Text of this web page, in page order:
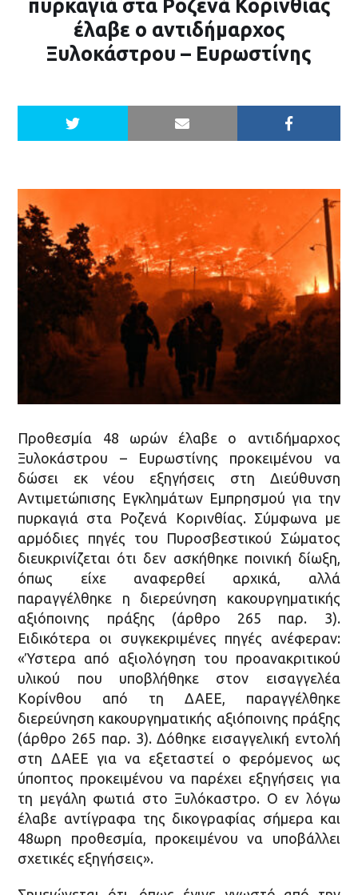
πυρκαγιά στα Ροζενά Κορινθίας
έλαβε ο αντιδήμαρχος
Ξυλοκάστρου – Ευρωστίνης
Προθεσμία 48 ωρών έλαβε ο αντιδήμαρχος
Ξυλοκάστρου – Ευρωστίνης προκειμένου να
δώσει εκ νέου εξηγήσεις στη Διεύθυνση
Αντιμετώπισης Εγκλημάτων Εμπρησμού για την
πυρκαγιά στα Ροζενά Κορινθίας. Σύμφωνα με
αρμόδιες πηγές του Πυροσβεστικού Σώματος
διευκρινίζεται ότι δεν ασκήθηκε ποινική δίωξη,
όπως είχε αναφερθεί αρχικά, αλλά
παραγγέλθηκε η διερεύνηση κακουργηματικής
αξιόποινης πράξης (άρθρο 265 παρ. 3).
Ειδικότερα οι συγκεκριμένες πηγές ανέφεραν:
«Ύστερα από αξιολόγηση του προανακριτικού
υλικού που υποβλήθηκε στον εισαγγελέα
Κορίνθου από τη ΔΑΕΕ, παραγγέλθηκε
διερεύνηση κακουργηματικής αξιόποινης πράξης
(άρθρο 265 παρ. 3). Δόθηκε εισαγγελική εντολή
στη ΔΑΕΕ για να εξεταστεί ο φερόμενος ως
ύποπτος προκειμένου να παρέχει εξηγήσεις για
τη μεγάλη φωτιά στο Ξυλόκαστρο. Ο εν λόγω
έλαβε αντίγραφα της δικογραφίας σήμερα και
48ωρη προθεσμία, προκειμένου να υποβάλλει
σχετικές εξηγήσεις».